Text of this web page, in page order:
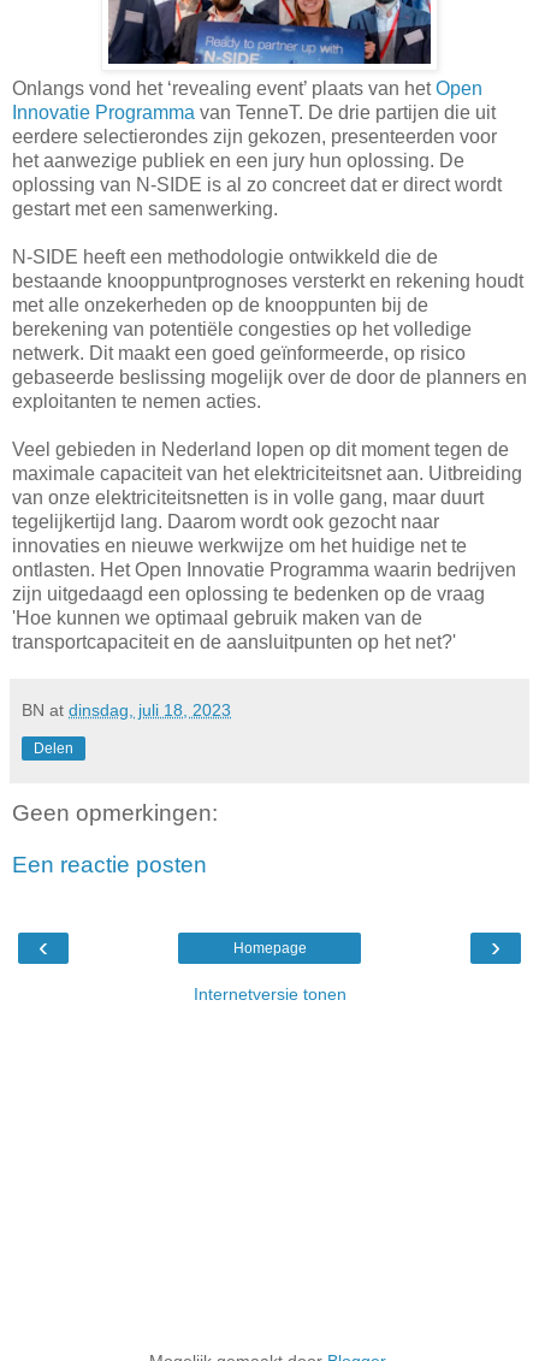
Onlangs vond het ‘revealing event’ plaats van hetOpen
Innovatie Programma van TenneT. De drie partijen die uit
eerdere selectierondes zijn gekozen, presenteerden voor
het aanwezige publiek en een jury hun oplossing. De
oplossing van N-SIDE is al zo concreet dat er direct wordt
gestart met een samenwerking.
N-SIDE heeft een methodologie ontwikkeld die de
bestaande knooppuntprognoses versterkt en rekening houdt
met alle onzekerheden op de knooppunten bij de
berekening van potentiële congesties op het volledige
netwerk. Dit maakt een goed geïnformeerde, op risico
gebaseerde beslissing mogelijk over de door de planners en
exploitanten te nemen acties.
Veel gebieden in Nederland lopen op dit moment tegen de
maximale capaciteit van het elektriciteitsnet aan. Uitbreiding
van onze elektriciteitsnetten is in volle gang, maar duurt
tegelijkertijd lang. Daarom wordt ook gezocht naar
innovaties en nieuwe werkwijze om het huidige net te
ontlasten. Het Open Innovatie Programma waarin bedrijven
zijn uitgedaagd een oplossing te bedenken op de vraag
'Hoe kunnen we optimaal gebruik maken van de
transportcapaciteit en de aansluitpunten op het net?'
BN at dinsdag, juli 18, 2023
Delen
Geen opmerkingen:
Een reactie posten
‹ ›
Homepage
Internetversie tonen